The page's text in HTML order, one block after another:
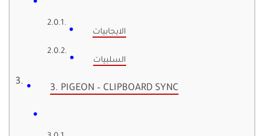
الايجابيات
السلبيات
3. PIGEON – CLIPBOARD SYNC